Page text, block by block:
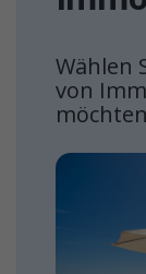
Wählen
von